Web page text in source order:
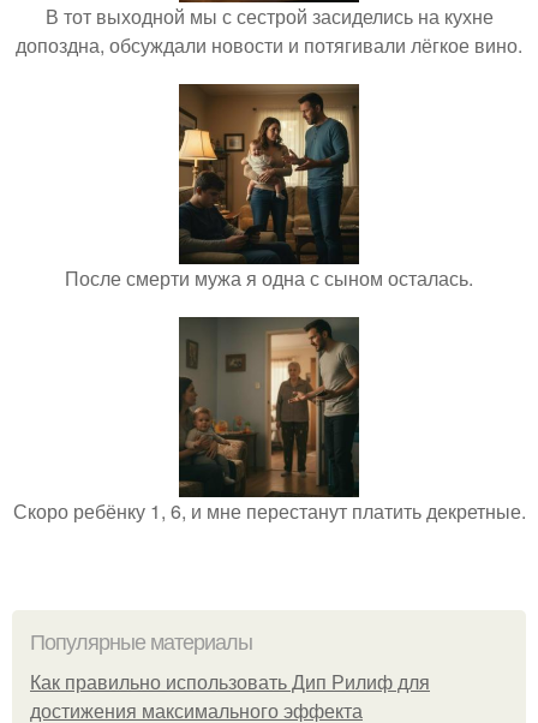
В тот выходной мы с сестрой засиделись на кухне
допоздна, обсуждали новости и потягивали лёгкое вино.
После смерти мужа я одна с сыном осталась.
Скоро ребёнку 1, 6, и мне перестанут платить декретные.
Популярные материалы
Как правильно использовать Дип Рилиф для
достижения максимального эффекта